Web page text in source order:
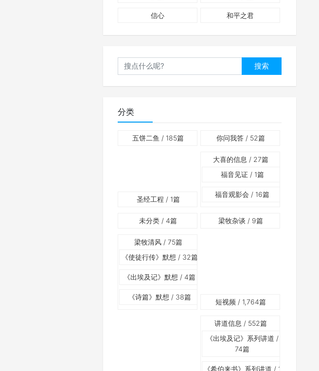
信心 和平之君
搜索
分类
五饼二鱼 / 185篇 你问我答 / 52篇
圣经工程 / 1篇
大喜的信息 / 27篇
福音见证 / 1篇
福音观影会 / 16篇
未分类 / 4篇 梁牧杂谈 / 9篇
梁牧清风/ 75篇
《使徒行传》默想 / 32篇
《出埃及记》默想 / 4篇
《诗篇》默想 / 38篇
短视频 / 1,764篇
讲道信息 / 552篇
《出埃及记》系列讲道 /
74篇
《希伯来书》系列讲道 / 1